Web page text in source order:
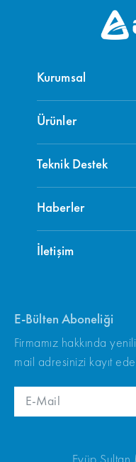
Kurumsal
Ürünler
Teknik Destek
Haberler
İletişim
E-Bülten Aboneliği
Firmamız hakkında
mail adresinizi kayıt